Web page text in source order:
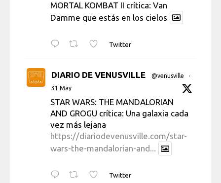
MORTAL KOMBAT II crítica: Van
Damme que estás en los cielos
Twitter
DIARIO DE VENUSVILLE @venusville
·
31 May
STAR WARS: THE MANDALORIAN
AND GROGU crítica: Una galaxia cada
vez más lejana
https://diariodevenusville.com/star-
wars-the-mandalorian-and...
Twitter